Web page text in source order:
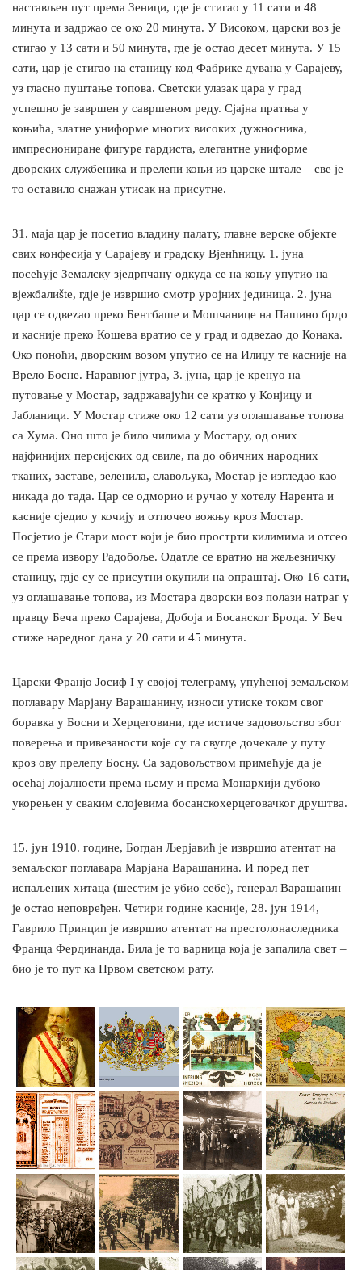
настављен пут према Зеници, где је стигао у 11 сати и 48
минута и задржао се око 20 минута. У Високом, царски воз је
стигао у 13 сати и 50 минута, где је остао десет минута. У 15
сати, цар је стигао на станицу код Фабрике дувана у Сарајеву,
уз гласно пуштање топова. Светски улазак цара у град
успешно је завршен у савршеном реду. Сјајна пратња у
коњића, златне униформе многих високих дужносника,
импресиониране фигуре гардиста, елегантне униформе
дворских службеника и прелепи коњи из царске штале – све је
то оставило снажан утисак на присутне.
31. маја цар је посетио владину палату, главне верске објекте
свих конфесија у Сарајеву и градску Вјенћницу. 1. јуна
посећује Земалску зједрпчану одкуда се на коњу упутио на
вјежбалиšte, гдје је извршио смотр уројних јединица. 2. јуна
цар се одвеzao преко Бентбаше и Мошчанице на Пашино брдо
и касније преко Кошева вратио се у град и одвеzao до Конакa.
Око поноћи, дворским возом упутио се на Илиџу те касније на
Врело Босне. Наравног јутра, 3. јуна, цар је кренуо на
путовање у Мостар, задржавајући се кратко у Конјицу и
Јабланици. У Мостар стиже око 12 сати уз оглашавање топова
са Хума. Оно што је било чилима у Мостару, од оних
најфинијих персијских од свиле, па до обичних народних
тканих, заставе, зеленила, славољука, Мостар је изгледао као
никада до тада. Цар се одморио и ручао у хотелу Нарента и
касније сједио у кочију и отпочео вожњу кроз Мостар.
Посјетио је Стари мост који је био прострти килимима и отсео
се према извору Радобоље. Одатле се вратио на жељезничку
станицу, гдје су се присутни окупили на опраштaј. Око 16 сати,
уз оглашавање топова, из Мостара дворски воз полази натраг у
правцу Беча преко Сарајева, Добоја и Босанског Брода. У Беч
стиже наредног дана у 20 сати и 45 минута.
Царски Франјо Јосиф I у својој телеграму, упућеној земаљском
поглавару Марјану Варашанину, износи утиске током свог
боравка у Босни и Херцеговини, где истиче задовољство због
поверења и привезаности које су га свугде дочекале у путу
кроз ову прелепу Босну. Са задовољством примећује да је
осећај лојалности према њему и према Монархији дубоко
укорењен у сваким слојевима босанскохерцеговачког друштва.
15. јун 1910. године, Богдан Љерјавић је извршио атентат на
земаљског поглавара Марјана Варашанина. И поред пет
испаљених хитаца (шестим је убио себе), генерал Варашанин
је остао неповређен. Четири године касније, 28. јун 1914,
Гаврило Принцип је извршио атентат на престолонаследника
Франца Фердинанда. Била је то варница која је запалила свет –
био је то пут ка Првом светском рату.